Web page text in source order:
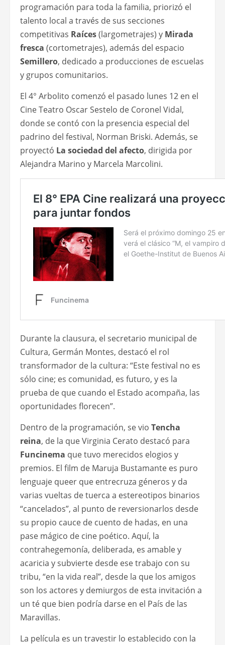
programación para toda la familia, priorizó el
talento local a través de sus secciones
competitivas Raíces(largometrajes) y Mirada
fresca (cortometrajes), además del espacio
Semillero, dedicado a producciones de escuelas
y grupos comunitarios.
El 4° Arbolito comenzó el pasado lunes 12 en el
Cine Teatro Oscar Sestelo de Coronel Vidal,
donde se contó con la presencia especial del
padrino del festival, Norman Briski. Además, se
proyectó La sociedad del afecto, dirigida por
Alejandra Marino y Marcela Marcolini.
Durante la clausura, el secretario municipal de
Cultura, Germán Montes, destacó el rol
transformador de la cultura: “Este festival no es
sólo cine; es comunidad, es futuro, y es la
prueba de que cuando el Estado acompaña, las
oportunidades florecen”.
Dentro de la programación, se vio Tencha
reina, de la que Virginia Cerato destacó para
Funcinema que tuvo merecidos elogios y
premios. El film de Maruja Bustamante es puro
lenguaje queer que entrecruza géneros y da
varias vueltas de tuerca a estereotipos binarios
“cancelados”, al punto de reversionarlos desde
su propio cauce de cuento de hadas, en una
pase mágico de cine poético. Aquí, la
contrahegemonía, deliberada, es amable y
acaricia y subvierte desde ese trabajo con su
tribu, “en la vida real”, desde la que los amigos
son los actores y demiurgos de esta invitación a
un té que bien podría darse en el País de las
Maravillas.
La película es un travestir lo establecido con la